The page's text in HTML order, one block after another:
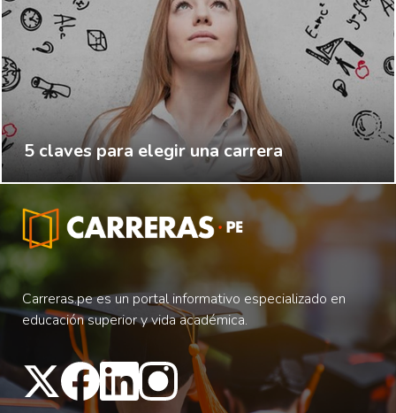
5 claves para elegir una carrera
Carreras.pe es un portal informativo especializado en
educación superior y vida académica.